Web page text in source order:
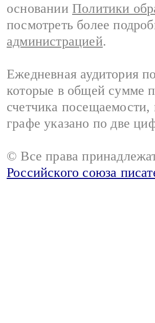
основании Политики
посмотреть более
администрацией.
Ежедневная аудитория
которые в общей сумме
счетчика
графе указано по две
© Все права
Российского союза